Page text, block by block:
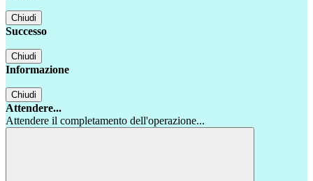
Chiudi
Successo
Chiudi
Informazione
Chiudi
Attendere...
Attendere il completamento dell'operazione...